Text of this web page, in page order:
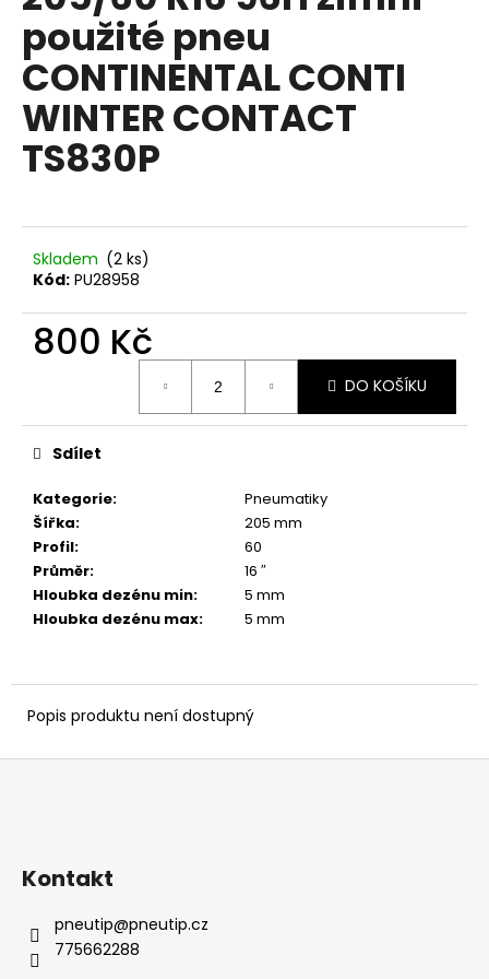
5
hvězdiček.
použité pneu
CONTINENTAL CONTI
WINTER CONTACT
TS830P
Skladem (2 ks)
Kód: PU28958
800 Kč
DO KOŠÍKU
Kategorie:
Pneumatiky
Šířka:
205 mm
Profil:
60
Průměr:
16 ″
Hloubka dezénu min:
5 mm
Hloubka dezénu max: 5 mm
Sdílet
Popis produktu není dostupný
a
j
í
t
?
D
o
u
č
u
e
m
e
Z
Kontakt
pneutip@pneutip.cz
775662288